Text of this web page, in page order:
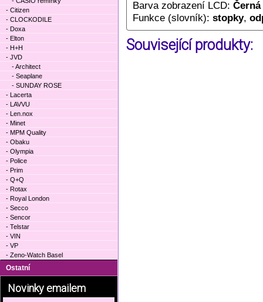
Barva zobrazení LCD:
Funkce (slovník): stopky,
Související produkty:
- Citizen
- CLOCKODILE
- Doxa
- Elton
- H+H
- JVD
- Architect
- Seaplane
- SUNDAY ROSE
- Lacerta
- LAVVU
- Len.nox
- Minet
- MPM Quality
- Obaku
- Olympia
- Police
- Prim
- Q+Q
- Rotax
- Royal London
- Secco
- Sencor
- Telstar
- VIN
- VP
- Zeno-Watch Basel
Ostatní
Novinky emailem